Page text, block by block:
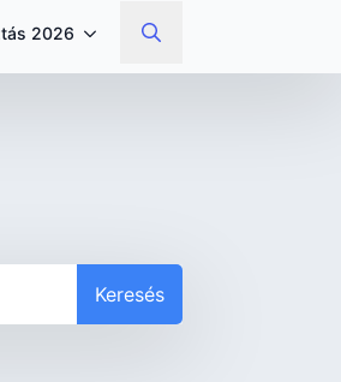
2026
Search
Keresés